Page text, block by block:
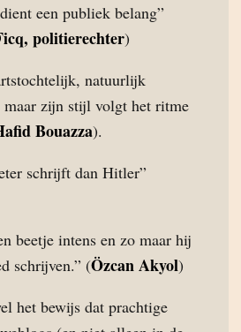
een publiek belang”
politierechter)
natuurlijk
maar zijn stijl volgt het ritme
Bouazza).
schrijft dan Hitler”
beetje intens en zo maar hij
schrijven.” (Özcan Akyol)
het bewijs dat prachtige